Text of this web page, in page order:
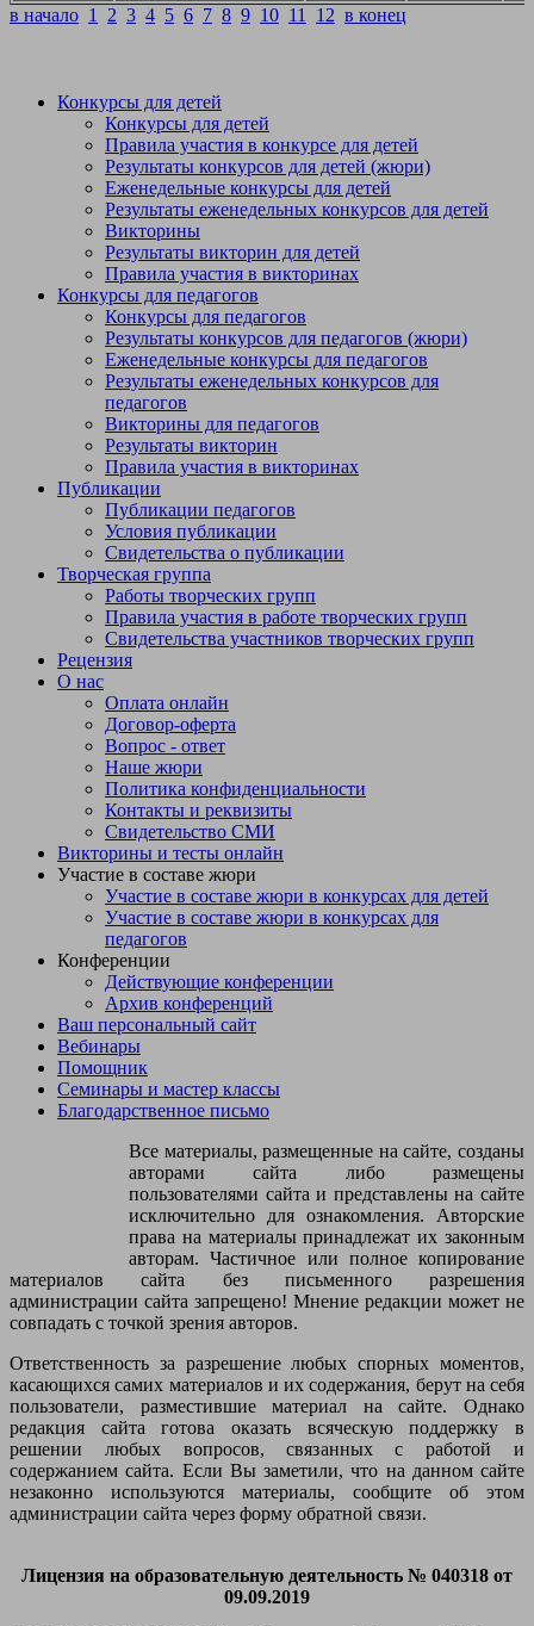
в начало 1 2 3 4 5 6 7 8 9 10 11 12 в конец
Конкурсы для детей
Конкурсы для детей
Правила участия в конкурсе для детей
Результаты конкурсов для детей (жюри)
Еженедельные конкурсы для детей
Результаты еженедельных конкурсов для детей
Викторины
Результаты викторин для детей
Правила участия в викторинах
Конкурсы для педагогов
Конкурсы для педагогов
Результаты конкурсов для педагогов (жюри)
Еженедельные конкурсы для педагогов
Результаты еженедельных конкурсов для
педагогов
Викторины для педагогов
Результаты викторин
Правила участия в викторинах
Публикации
Публикации педагогов
Условия публикации
Свидетельства о публикации
Творческая группа
Работы творческих групп
Правила участия в работе творческих групп
Свидетельства участников творческих групп
Рецензия
О нас
Оплата онлайн
Договор-оферта
Вопрос - ответ
Наше жюри
Политика конфиденциальности
Контакты и реквизиты
Свидетельство СМИ
Викторины и тесты онлайн
Участие в составе жюри
Участие в составе жюри в конкурсах для детей
Участие в составе жюри в конкурсах для
педагогов
Конференции
Действующие конференции
Архив конференций
Ваш персональный сайт
Вебинары
Помощник
Семинары и мастер классы
Благодарственное письмо
Все материалы, размещенные на сайте, созданы
авторами сайта либо размещены
пользователями сайта и представлены на сайте
исключительно для ознакомления. Авторские
права на материалы принадлежат их законным
авторам. Частичное или полное копирование
материалов сайта без письменного разрешения
администрации сайта запрещено! Мнение редакции может не
совпадать с точкой зрения авторов.
Ответственность за разрешение любых спорных моментов,
касающихся самих материалов и их содержания, берут на себя
пользователи, разместившие материал на сайте. Однако
редакция сайта готова оказать всяческую поддержку в
решении любых вопросов, связанных с работой и
содержанием сайта. Если Вы заметили, что на данном сайте
незаконно используются материалы, сообщите об этом
администрации сайта через форму обратной связи.
Лицензия на образовательную деятельность № 040318 от
09.09.2019